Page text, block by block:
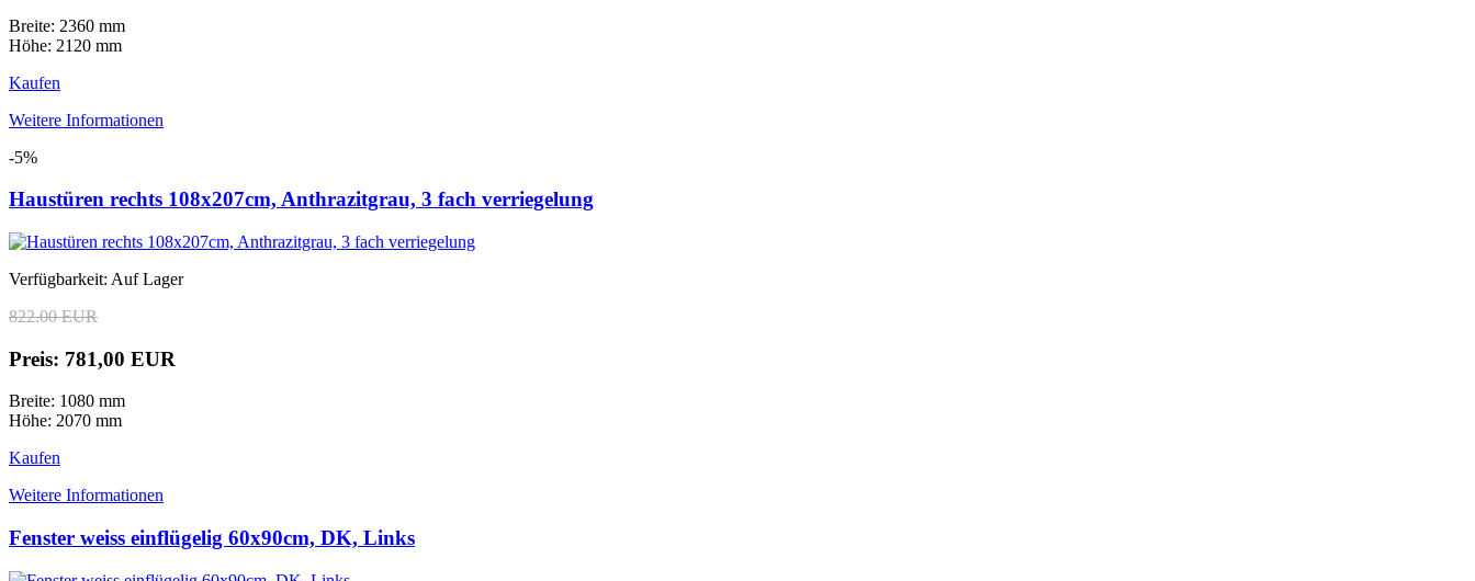
Breite: 2360 mm
Höhe: 2120 mm
Kaufen
Weitere Informationen
-5%
Haustüren rechts 108x207cm, Anthrazitgrau, 3 fach verriegelung
Verfügbarkeit: Auf Lager
822.00 EUR
Preis: 781,00 EUR
Breite: 1080 mm
Höhe: 2070 mm
Kaufen
Weitere Informationen
Fenster weiss einflügelig 60x90cm, DK, Links